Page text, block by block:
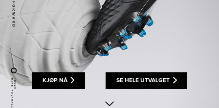
KJØP NÅ SE HELE UTVALGET